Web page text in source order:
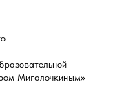
Мигалочкиным»